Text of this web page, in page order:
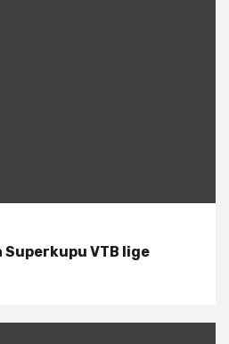
Superkupu VTB lige